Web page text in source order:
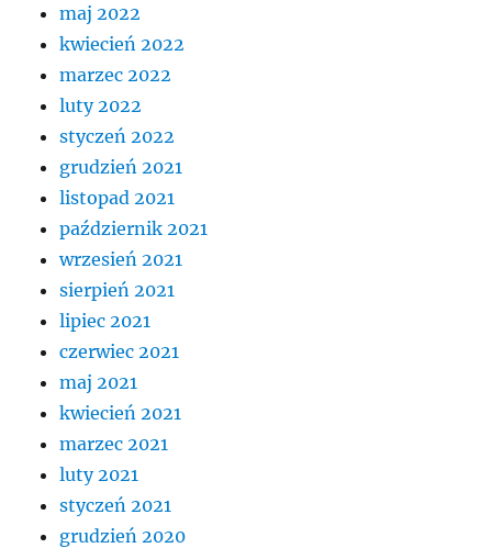
maj 2022
kwiecień 2022
marzec 2022
luty 2022
styczeń 2022
grudzień 2021
listopad 2021
październik 2021
wrzesień 2021
sierpień 2021
lipiec 2021
czerwiec 2021
maj 2021
kwiecień 2021
marzec 2021
luty 2021
styczeń 2021
grudzień 2020